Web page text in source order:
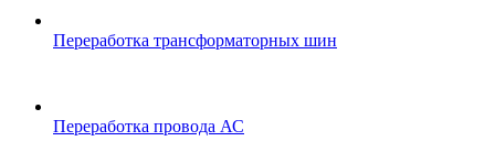
Переработка трансформаторных шин
Переработка провода АС